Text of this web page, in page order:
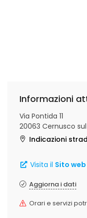
Informazioni
Via Pontida 11
20063 Cernusco
Indicazioni
Visita il Sito web
Aggiorna i dati
Orari e servizi